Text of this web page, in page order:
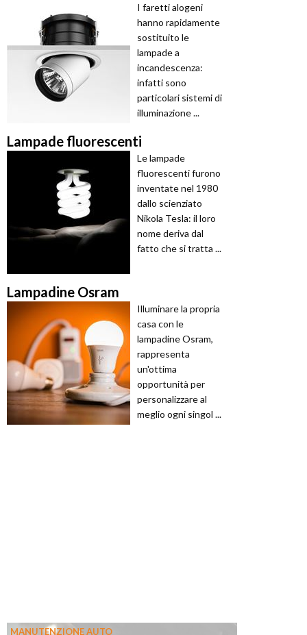
I faretti alogeni
hanno rapidamente
sostituito le
lampade a
incandescenza:
infatti sono
particolari sistemi di
illuminazione ...
Lampade fluorescenti
Le lampade
fluorescenti furono
inventate nel 1980
dallo scienziato
Nikola Tesla: il loro
nome deriva dal
fatto che si tratta ...
Lampadine Osram
Illuminare la propria
casa con le
lampadine Osram,
rappresenta
un'ottima
opportunità per
personalizzare al
meglio ogni singol ...
MANUTENZIONE AUTO